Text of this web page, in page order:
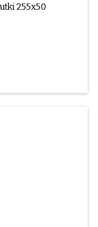
255x50